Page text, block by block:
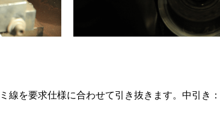
線を要求仕様に合わせて引き抜きます。中引き